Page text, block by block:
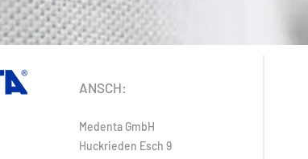
ANSCH:
Medenta GmbH
Huckrieden Esch 9